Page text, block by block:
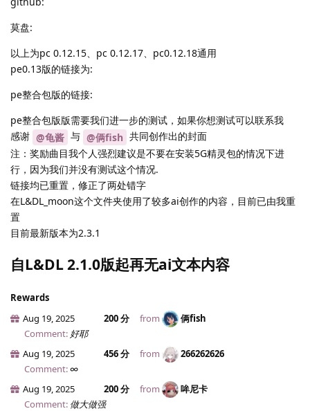
莫盘:
以上为pc 0.12.15、pc 0.12.17、pc0.12.18通用
pe0.13版的链接为:
pe整合包版的链接:
pe整合包版版需要我们进一步的测试，如果你想测试可以联系我
感谢 @龟酱 与 @俩fish 共同创作出的封面
注：奖励曲目我个人强烈建议是不要在安装5G精灵包的情况下进
行，因为我们并没有测试这个情况.
链接均已重置，修正了两处错字
在L&DL_moon这个文件夹使用了较多ai创作的内容，目前已由我重
置
目前最新版本为2.3.1
自L&DL 2.1.0版起再无ai文本内容
Rewards
Aug 19, 2025
200 分 from
俩fish
Comment: 好耶
Aug 19, 2025
456 分 from
266262626
Comment:∞
Aug 19, 2025
200 分 from
哞尼卡
Comment: 做大做强